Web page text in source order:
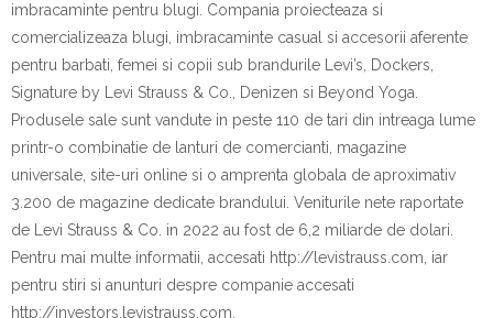
imbracaminte pentru blugi. Compania proiecteaza si
comercializeaza blugi, imbracaminte casual si accesorii aferente
pentru barbati, femei si copii sub brandurile Levi’s, Dockers,
Signature by Levi Strauss & Co., Denizen si Beyond Yoga.
Produsele sale sunt vandute in peste 110 de tari din intreaga lume
printr-o combinatie de lanturi de comercianti, magazine
universale, site-uri online si o amprenta globala de aproximativ
3.200 de magazine dedicate brandului. Veniturile nete raportate
de Levi Strauss & Co. in 2022 au fost de 6,2 miliarde de dolari.
Pentru mai multe informatii, accesati http://levistrauss.com, iar
pentru stiri si anunturi despre companie accesati
http://investors.levistrauss.com.